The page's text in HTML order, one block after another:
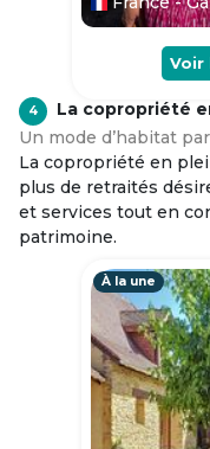
Voir
4
La copropriété
Un mode d’habitat
La copropriété en
plus de retraités
et services tout en
patrimoine.
À la une